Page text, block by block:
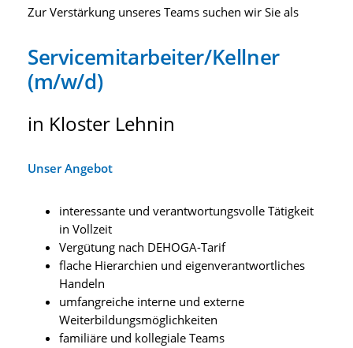
Zur Verstärkung unseres Teams suchen wir Sie als
Servicemitarbeiter/Kellner
(m/w/d)
in Kloster Lehnin
Unser Angebot
interessante und verantwortungsvolle Tätigkeit
in Vollzeit
Vergütung nach DEHOGA-Tarif
flache Hierarchien und eigenverantwortliches
Handeln
umfangreiche interne und externe
Weiterbildungsmöglichkeiten
familiäre und kollegiale Teams